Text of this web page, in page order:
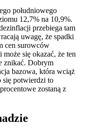
południowego
12,7% na 10,9%.
przebiega tam
uwagę, że spadki
cen surowców
się okazać, że ten
znikać. Dobrym
bazowa, która wciąż
się potwierdzi to
zostaną z